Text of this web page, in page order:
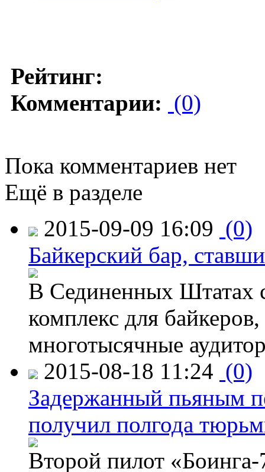
Рейтинг:
Комментарии: (0)
Пока комментариев нет
Ещё в разделе
2015-09-09 16:09 (0)
Байкерский бар,
В Сединенных Штатах
комплекс для
многотысячные
2015-08-18 11:24 (0)
Задержанный пьяным
получил полгода
Второй пилот